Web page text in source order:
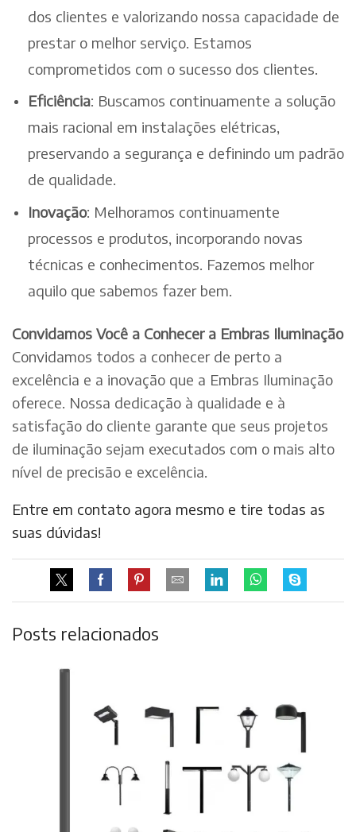
dos clientes e valorizando nossa capacidade de
prestar o melhor serviço. Estamos
comprometidos com o sucesso dos clientes.
Eficiência: Buscamos continuamente a solução
mais racional em instalações elétricas,
preservando a segurança e definindo um padrão
de qualidade.
Inovação: Melhoramos continuamente
processos e produtos, incorporando novas
técnicas e conhecimentos. Fazemos melhor
aquilo que sabemos fazer bem.
Convidamos Você a Conhecer a Embras Iluminação
Convidamos todos a conhecer de perto a
excelência e a inovação que a Embras Iluminação
oferece. Nossa dedicação à qualidade e à
satisfação do cliente garante que seus projetos
de iluminação sejam executados com o mais alto
nível de precisão e excelência.
Entre em contato agora mesmo e tire todas as
suas dúvidas!
Posts relacionados